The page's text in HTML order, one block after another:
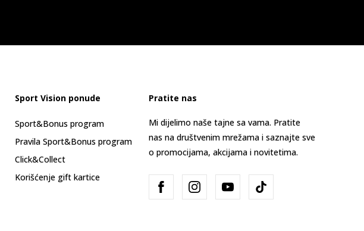
Sport Vision ponude
Sport&Bonus program
Pravila Sport&Bonus program
Click&Collect
Korišćenje gift kartice
Pratite nas
Mi dijelimo naše tajne sa vama. Pratite
nas na društvenim mrežama i saznajte sve
o promocijama, akcijama i novitetima.